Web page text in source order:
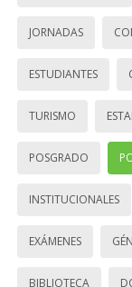
JORNADAS
ESTUDIANTES
TURISMO
POSGRADO
INSTITUCIONALES
EXÁMENES
BIBLIOTECA